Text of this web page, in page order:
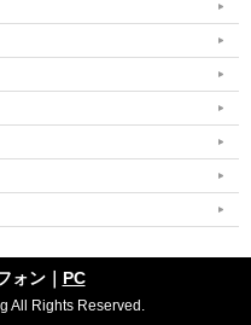
ォン｜ PC
All Rights Reserved.